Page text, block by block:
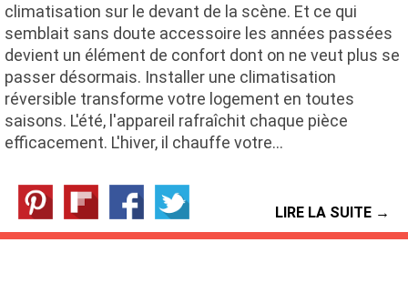
climatisation sur le devant de la scène. Et ce qui
semblait sans doute accessoire les années passées
devient un élément de confort dont on ne veut plus se
passer désormais. Installer une climatisation
réversible transforme votre logement en toutes
saisons. L'été, l'appareil rafraîchit chaque pièce
efficacement. L'hiver, il chauffe votre…
LIRE LA SUITE →